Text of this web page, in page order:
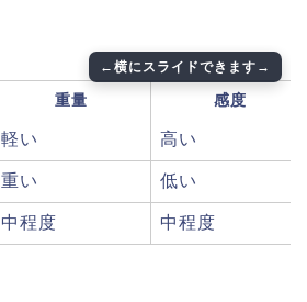
重量 感度
軽い 高い
重い 低い
中程度 中程度